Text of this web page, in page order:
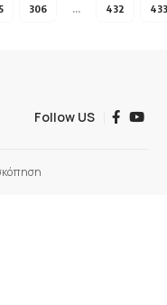
306 … 432 433
Follow US